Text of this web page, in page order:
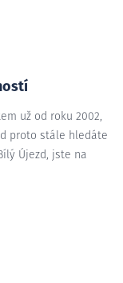
už od roku 2002,
proto stále hledáte
Újezd, jste na